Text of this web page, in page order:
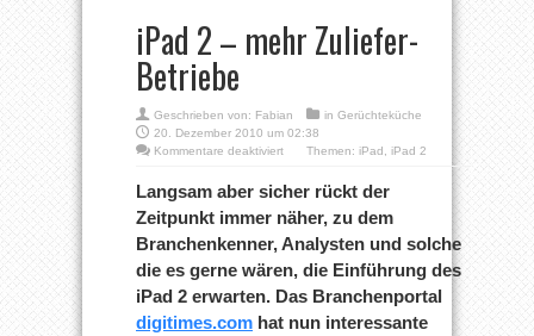
iPad 2 – mehr Zuliefer-
Betriebe
Geschrieben von: Fabian in Gerüchteküche
20. Dezember 2010 um 02:38
Kommentare deaktiviertfür
2
–
mehr
Betriebe
Themen: iPad iPad 2
Langsam aber sicher rückt der
Zeitpunkt immer näher, zu dem
Branchenkenner, Analysten und solche
die es gerne wären, die Einführung des
iPad 2 erwarten. Das Branchenportal
digitimes.com hat nun interessante